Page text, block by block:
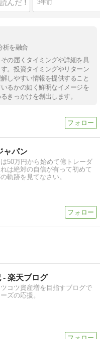
3年前
析を融合
の届くタイミングや詳細を具
。投資タイミングやリターン
しやすい情報を提供すること
るかの如く鮮明なイメージを
きっかけを創出します。
ャパン
50万円から始めて億トレーダ
は絶対の自信が有って初めて
軌跡を見てなさい。
- 楽天ブログ
コツ資産増を目指すブログで
ズの応援。